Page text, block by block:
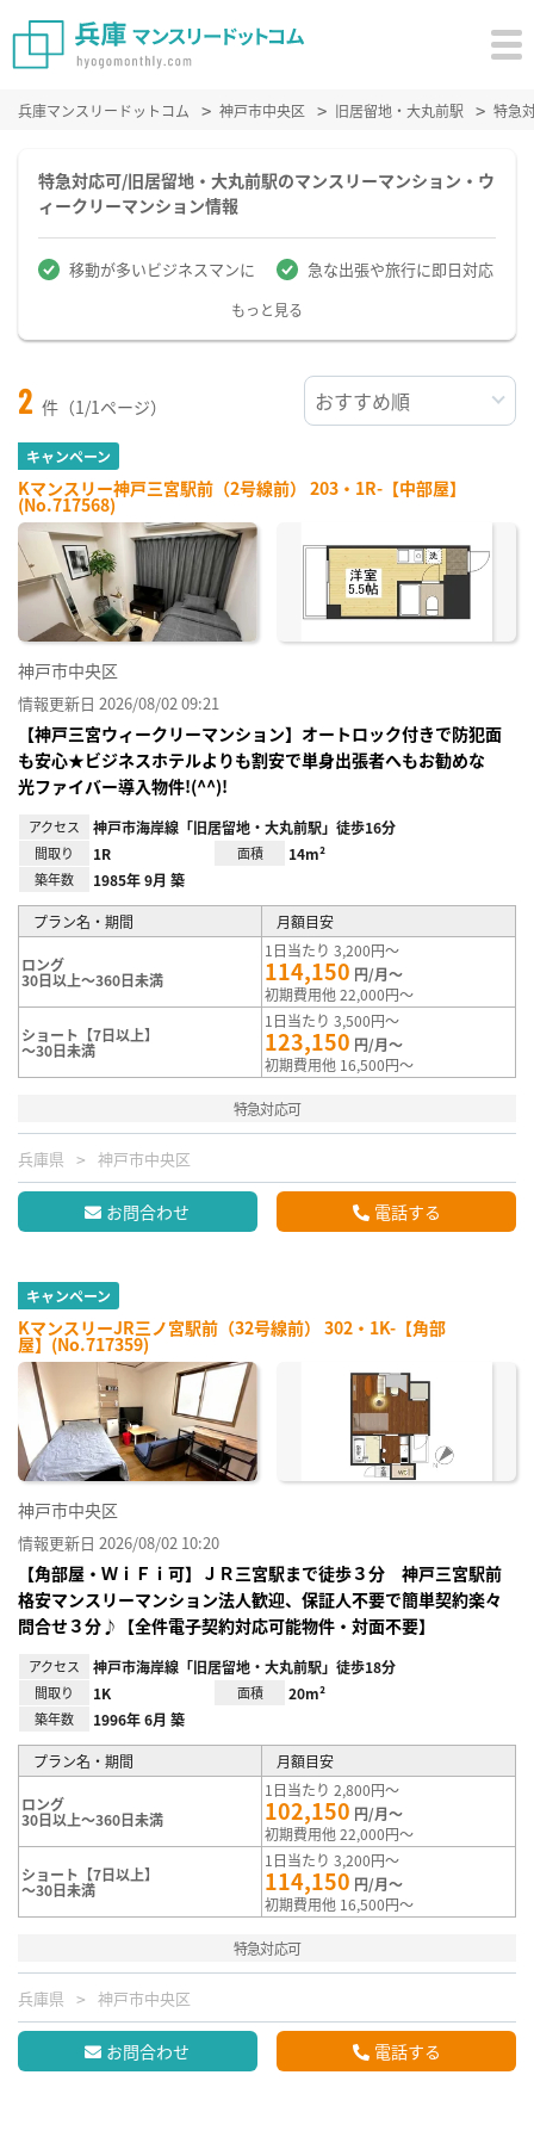
兵庫マンスリードットコム 神戸市中央区 旧居留地・大丸前駅 特急
特急対応可/旧居留地・大丸前駅のマンスリーマンション・ウ
ィークリーマンション情報
移動が多いビジネスマンに 急な出張や旅行に即日対応
もっと見る
2 件（1/1ページ）
キャンペーン
Kマンスリー神戸三宮駅前（2号線前） 203・1R-【中部屋】
(No.717568)
神戸市中央区
情報更新日 2026/08/02 09:21
【神戸三宮ウィークリーマンション】オートロック付きで防犯面
も安心★ビジネスホテルよりも割安で単身出張者へもお勧めな
光ファイバー導入物件!(^^)!
アクセス 神戸市海岸線「旧居留地・大丸前駅」徒歩16分
間取り 1R 面積 14m²
築年数 1985年 9月 築
プラン名・期間 月額目安
ロング
30日以上～360日未満
1日当たり 3,200円～
114,150 円/月～
初期費用他 22,000円～
ショート【7日以上】
～30日未満
1日当たり 3,500円～
123,150 円/月～
初期費用他 16,500円～
特急対応可
兵庫県 神戸市中央区
お問合わせ 電話する
キャンペーン
KマンスリーJR三ノ宮駅前（32号線前） 302・1K-【角部
屋】(No.717359)
神戸市中央区
情報更新日 2026/08/02 10:20
【角部屋・ＷｉＦｉ可】ＪＲ三宮駅まで徒歩３分 神戸三宮駅前
格安マンスリーマンション法人歓迎、保証人不要で簡単契約楽々
問合せ３分♪【全件電子契約対応可能物件・対面不要】
アクセス 神戸市海岸線「旧居留地・大丸前駅」徒歩18分
間取り 1K 面積 20m²
築年数 1996年 6月 築
プラン名・期間 月額目安
ロング
30日以上～360日未満
1日当たり 2,800円～
102,150 円/月～
初期費用他 22,000円～
ショート【7日以上】
～30日未満
1日当たり 3,200円～
114,150 円/月～
初期費用他 16,500円～
特急対応可
兵庫県 神戸市中央区
お問合わせ 電話する